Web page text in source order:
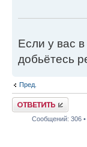
Если у вас
добьётесь
Пред.
Ответить
Сообщений: 306 •